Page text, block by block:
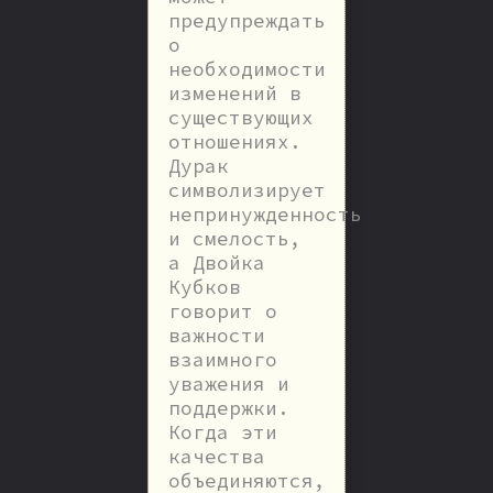
предупреждать
о
необходимости
изменений в
существующих
отношениях.
Дурак
символизирует
непринужденность
и смелость,
а Двойка
Кубков
говорит о
важности
взаимного
уважения и
поддержки.
Когда эти
качества
объединяются,